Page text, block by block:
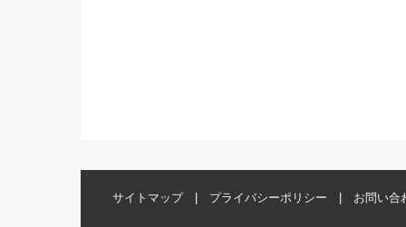
サイトマップ プライバシーポリシー お問い合